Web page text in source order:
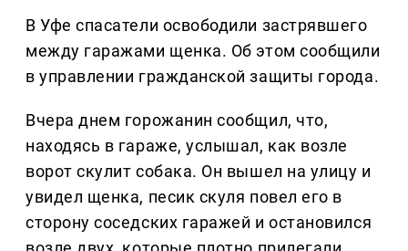
В Уфе спасатели освободили застрявшего
между гаражами щенка. Об этом сообщили
в управлении гражданской защиты города.
Вчера днем горожанин сообщил, что,
находясь в гараже, услышал, как возле
ворот скулит собака. Он вышел на улицу и
увидел щенка, песик скуля повел его в
сторону соседских гаражей и остановился